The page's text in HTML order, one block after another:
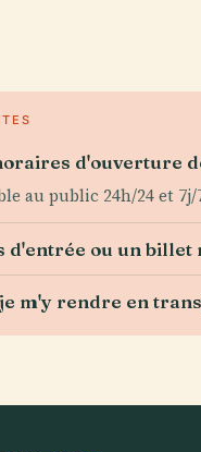
d'ouverture
au public 24h/24 et
d'entrée ou un billet
m'y rendre en